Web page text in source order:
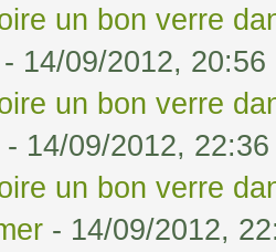
un bon verre
- 14/09/2012, 20:56
un bon verre
- 14/09/2012, 22:36
un bon verre
- 14/09/2012,